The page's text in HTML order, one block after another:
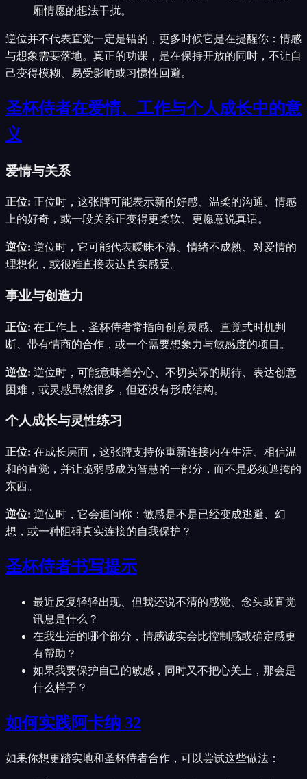
厢情愿的想法干扰。
逆位并不代表直觉一定是错的，更多时候它是在提醒你：情感
与想象需要落地。真正的功课，是在保持开放的同时，不让自
己变得模糊、易受影响或习惯性回避。
圣杯侍者在爱情、工作与个人成长中的意
义
爱情与关系
正位: 正位时，这张牌可能表示新的好感、温柔的沟通、情感
上的好奇，或一段关系正变得更柔软、更愿意说真话。
逆位: 逆位时，它可能代表暧昧不清、情绪不成熟、对爱情的
理想化，或很难直接表达真实感受。
事业与创造力
正位: 在工作上，圣杯侍者常指向创意灵感、直觉式时机判
断、带有情商的合作，或一个需要想象力与敏感度的项目。
逆位: 逆位时，可能意味着分心、不切实际的期待、表达创意
困难，或灵感虽然很多，但还没有形成结构。
个人成长与灵性练习
正位: 在成长层面，这张牌支持你重新连接内在生活、相信温
和的直觉，并让脆弱感成为智慧的一部分，而不是必须遮掩的
东西。
逆位: 逆位时，它会追问你：敏感是不是已经变成逃避、幻
想，或一种阻碍真实连接的自我保护？
圣杯侍者书写提示
最近反复轻轻出现、但我还说不清的感觉、念头或直觉
讯息是什么？
在我生活的哪个部分，情感诚实会比控制感或确定感更
有帮助？
如果我要保护自己的敏感，同时又不把心关上，那会是
什么样子？
如何实践阿卡纳 32
如果你想更踏实地和圣杯侍者合作，可以尝试这些做法：